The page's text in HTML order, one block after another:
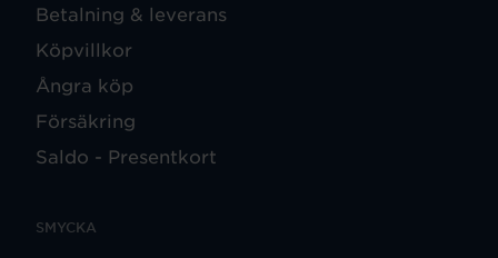
Betalning & leverans
Köpvillkor
Ångra köp
Försäkring
Saldo - Presentkort
SMYCKA